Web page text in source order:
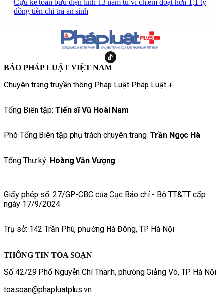
Cựu kế toán bưu điện lĩnh 13 năm tù vì chiếm đoạt hơn 1,1 tỷ
đồng tiền chi trả an sinh
BÁO PHÁP LUẬT VIỆT NAM
Chuyên trang truyền thông Pháp Luật Pháp Luật +
Tổng Biên tập: Tiến sĩ Vũ Hoài Nam
Phó Tổng Biên tập phụ trách chuyên trang: Trần Ngọc Hà
Tổng Thư ký: Hoàng Văn Vượng
Giấy phép số: 27/GP-CBC của Cục Báo chí - Bộ TT&TT cấp
ngày 17/9/2024
Trụ sở: 142 Trần Phú, phường Hà Đông, TP Hà Nội
THÔNG TIN TÒA SOẠN
Số 42/29 Phố Nguyễn Chí Thanh, phường Giảng Võ, TP. Hà Nội
toasoan@phapluatplus.vn